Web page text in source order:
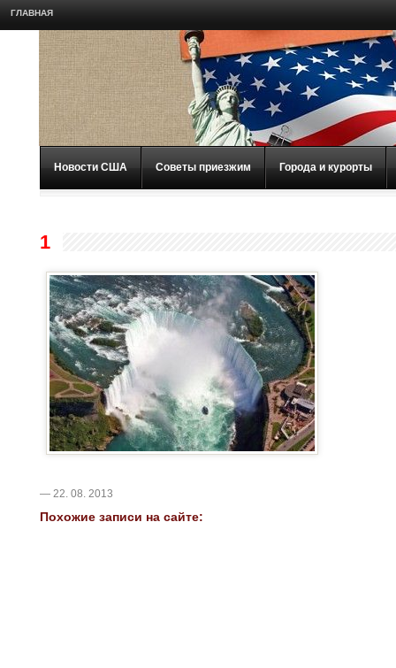
ГЛАВНАЯ
Новости США Советы приезжим Города и курорты
1
— 22. 08. 2013
Похожие записи на сайте: